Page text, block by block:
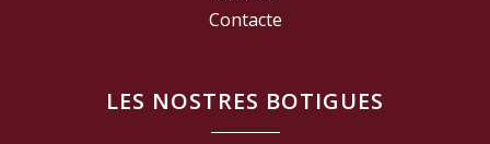
Contacte
LES NOSTRES BOTIGUES